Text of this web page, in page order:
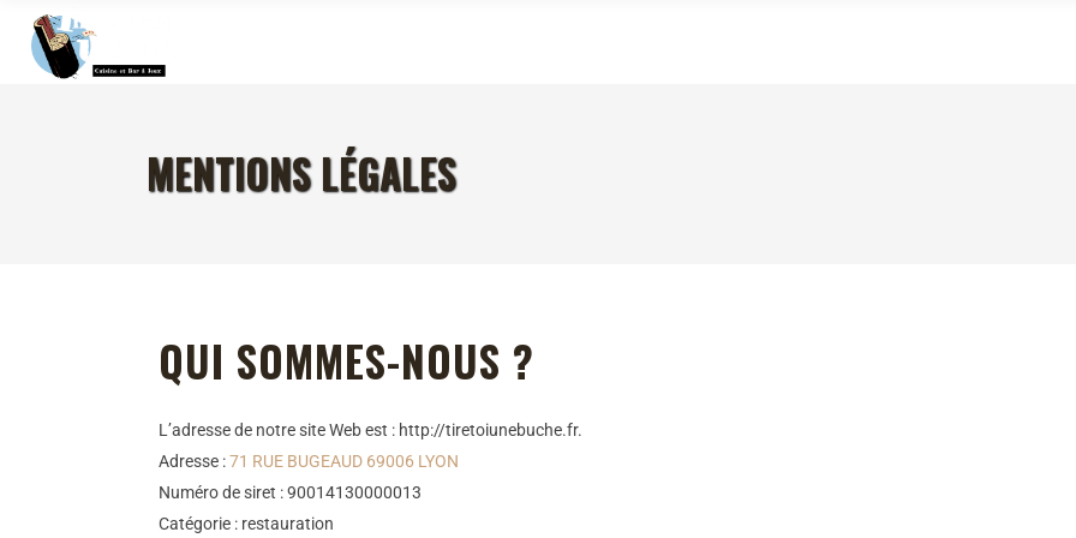
MENTIONS LÉGALES
QUI SOMMES-NOUS ?
L’adresse de notre site Web est : http://tiretoiunebuche.fr.
Adresse :71 RUE BUGEAUD 69006 LYON
Numéro de siret : 90014130000013
Catégorie : restauration